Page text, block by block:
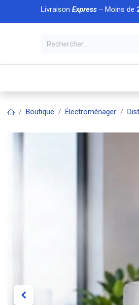
Se rendre au contenu
Livraison Express– Moins de
Boutique Électroménager